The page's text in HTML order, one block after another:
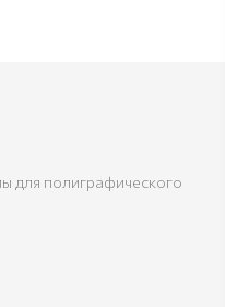
для полиграфического